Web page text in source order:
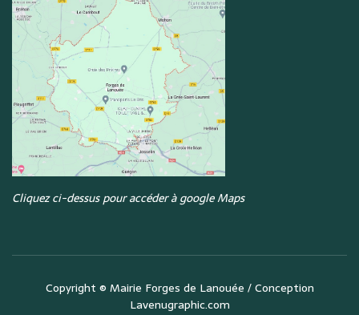
Cliquez ci-dessus pour accéder à google Maps
Copyright © Mairie Forges de Lanouée / Conception
Lavenugraphic.com